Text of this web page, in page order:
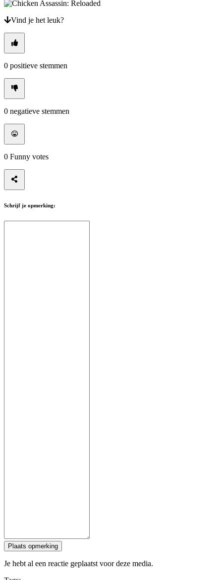
Gameplay
In-
game
evenementen
Media
Forums
Vind je het leuk?
0 positieve stemmen
0 negatieve stemmen
0 Funny votes
Schrijf je opmerking:
Plaats opmerking
Je hebt al een reactie geplaatst voor deze media.